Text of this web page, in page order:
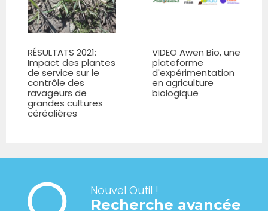
RÉSULTATS 2021:
Impact des plantes
de service sur le
contrôle des
ravageurs de
grandes cultures
céréalières
VIDEO Awen Bio, une
plateforme
d'expérimentation
en agriculture
biologique
Nouvel Outil !
Recherche avancée